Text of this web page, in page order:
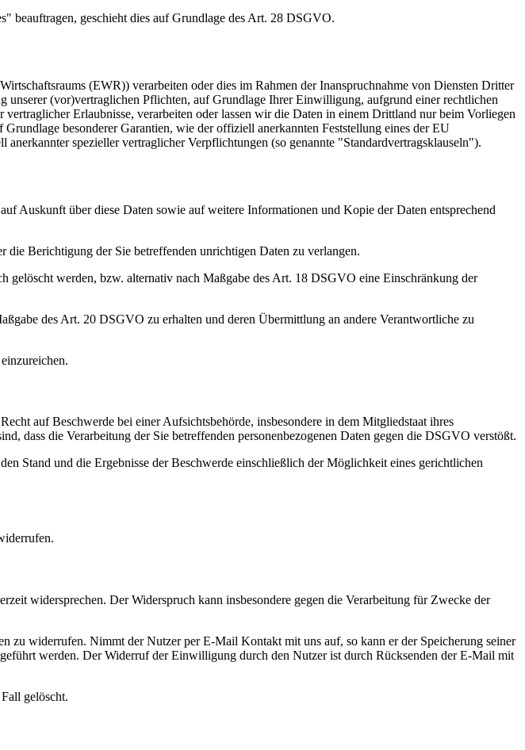
beauftragen, geschieht dies auf Grundlage des Art. 28 DSGVO.
(EWR)) verarbeiten oder dies im Rahmen der Inanspruchnahme von Diensten Dritter
(vor)vertraglichen Pflichten, auf Grundlage Ihrer Einwilligung, aufgrund einer rechtlichen
Erlaubnisse, verarbeiten oder lassen wir die Daten in einem Drittland nur beim Vorliegen
besonderer Garantien, wie der offiziell anerkannten Feststellung eines der EU
spezieller vertraglicher Verpflichtungen (so genannte "Standardvertragsklauseln").
Auskunft über diese Daten sowie auf weitere Informationen und Kopie der Daten entsprechend
Berichtigung der Sie betreffenden unrichtigen Daten zu verlangen.
gelöscht werden, bzw. alternativ nach Maßgabe des Art. 18 DSGVO eine Einschränkung der
des Art. 20 DSGVO zu erhalten und deren Übermittlung an andere Verantwortliche zu
auf Beschwerde bei einer Aufsichtsbehörde, insbesondere in dem Mitgliedstaat ihres
dass die Verarbeitung der Sie betreffenden personenbezogenen Daten gegen die DSGVO verstößt.
Stand und die Ergebnisse der Beschwerde einschließlich der Möglichkeit eines gerichtlichen
widersprechen. Der Widerspruch kann insbesondere gegen die Verarbeitung für Zwecke der
zu widerrufen. Nimmt der Nutzer per E-Mail Kontakt mit uns auf, so kann er der Speicherung seiner
werden. Der Widerruf der Einwilligung durch den Nutzer ist durch Rücksenden der E-Mail mit
gelöscht.